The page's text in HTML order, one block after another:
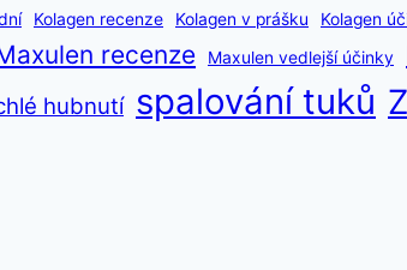
Kolagen recenze Kolagen v prášku Kolagen
recenze Maxulen vedlejší účinky
hubnutí spalování tuků